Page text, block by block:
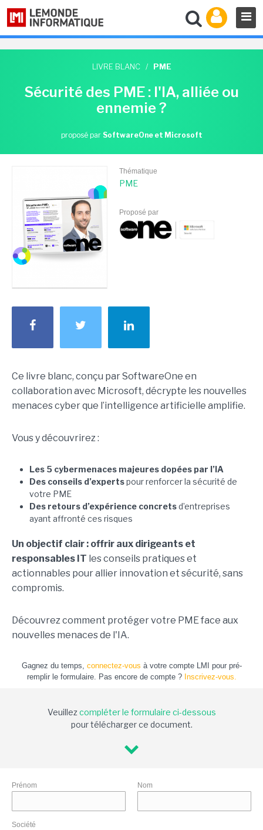
LIVRE BLANC / PME
Sécurité des PME : l'IA, alliée ou
ennemie ?
proposé par SoftwareOne et Microsoft
Thématique
PME
Proposé par
Ce livre blanc, conçu par SoftwareOne en
collaboration avec Microsoft, décrypte les nouvelles
menaces cyber que l’intelligence artificielle amplifie.
Vous y découvrirez :
Les 5 cybermenaces majeures dopées par l’IA
Des conseils d’expertspour renforcer la sécurité de
votre PME
Des retours d’expérience concretsd’entreprises
ayant affronté ces risques
Un objectif clair : offrir aux dirigeants et
responsables IT les conseils pratiques et
actionnables pour allier innovation et sécurité, sans
compromis.
Découvrez comment protéger votre PME face aux
nouvelles menaces de l'IA.
Gagnez du temps, connectez-vous à votre compte LMI pour pré-
remplir le formulaire. Pas encore de compte ? Inscrivez-vous.
Veuillezcompléter le formulaire ci-dessous
pour télécharger ce document.
Prénom Nom
Société